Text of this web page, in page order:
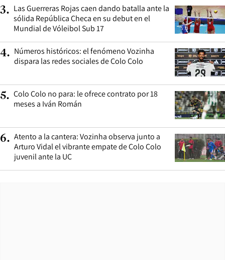
3. Las Guerreras Rojas caen dando batalla ante la
sólida República Checa en su debut en el
Mundial de Vóleibol Sub 17
4. Números históricos: el fenómeno Vozinha
dispara las redes sociales de Colo Colo
5. Colo Colo no para: le ofrece contrato por 18
meses a Iván Román
6. Atento a la cantera: Vozinha observa junto a
Arturo Vidal el vibrante empate de Colo Colo
juvenil ante la UC